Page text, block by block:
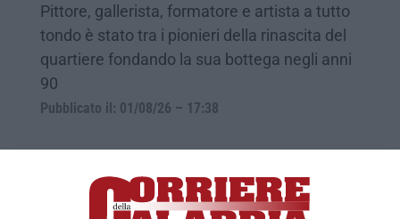
Pittore, gallerista, formatore e artista a tutto
tondo è stato tra i pionieri della rinascita del
quartiere fondando la sua bottega negli anni
90
Pubblicato il: 01/08/26 – 17:38